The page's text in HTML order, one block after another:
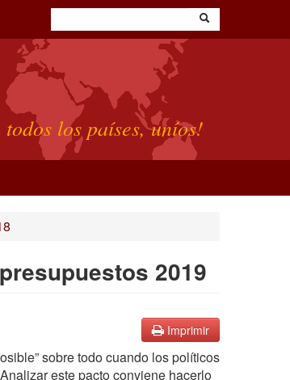
todos los países, uníos!
2019
Imprimir
sobre todo cuando los políticos
este pacto conviene hacerlo